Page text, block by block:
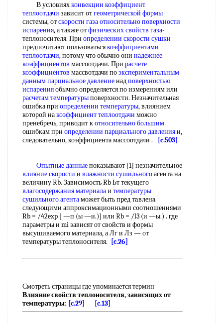
В условияхконвекции коэффициент
теплоотдачи зависит отгеометрической формы
системы, отскорости газа относительноповерхности
испарения, а также отфизических свойств газа-
теплоносителя. При определении скорости сушки
предпочитают пользоватьсякоэффициентами
теплоотдачи, потому что обычно они надежнее
коэффициентов массоотдачи. При расчете
коэффициентов массвотдачи поэкспериментальным
даннымпарциальное давлениенадповерхностью
испаренияобычно определяется по измерениям или
расчетам температурыповерхности. Незначительная
ошибка при определении температуры, влиянием
которой накоэффициент теплоотдачи можно
пренебречь, приводит котносительно большим
ошибкам при определении парциального давленияи,
следовательно, коэффициента массоотдачи .
[c.503]
Опытные данныепоказывают [1] незначительное
влияние скорости и влажности сушильногоагента на
величину Rb. Зависимость Rb Ьт текущего
влагосодержания материалаи температуры
сушильного агентаможет быть пpeд тaвлeнa
следующими аппроксимационными соотношениями
Rb = /42exp [ —п (ы —и.)] или Rb = /l3 (и —ы.) . где
параметры и mi зависят от свойств и формы
высушиваемого материала, а Лг и Лз — от
температуры теплоносителя.
[c.26]
Смотреть страницы где упоминается термин
Влияние свойств теплоносителя, зависящих от
температуры: [c.29] [c.13]